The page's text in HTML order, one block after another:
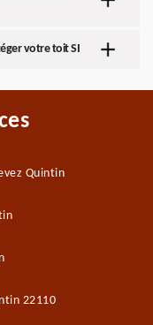
votre toit SI
Quintin
22110